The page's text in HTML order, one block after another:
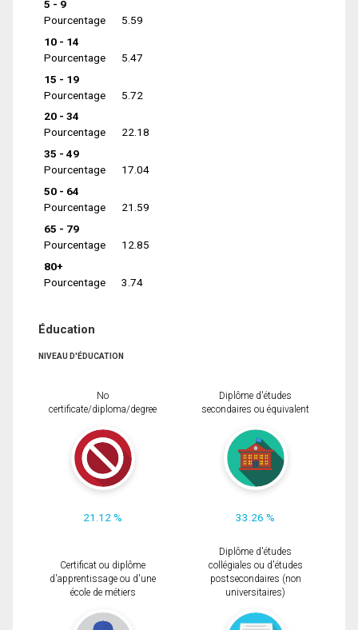
5 - 9
Pourcentage
5.59
10 - 14
Pourcentage
5.47
15 - 19
Pourcentage
5.72
20 - 34
Pourcentage
22.18
35 - 49
Pourcentage
17.04
50 - 64
Pourcentage
21.59
65 - 79
Pourcentage
12.85
80+
Pourcentage
3.74
Éducation
NIVEAU D'ÉDUCATION
No
certificate/diploma/degree
21.12 %
Diplôme d'études
secondaires ou équivalent
33.26 %
Certificat ou diplôme
d'apprentissage ou d'une
école de métiers
Diplôme d'études
collégiales ou d'études
postsecondaires (non
universitaires)